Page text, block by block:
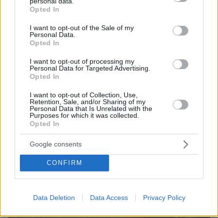
grant or deny consent to Google and its third-party tags to
use your data for below specified purposes in below Google
consent section.
Opted In
I want to opt-out of the Sale of my
Personal Data.
Opted In
I want to opt-out of processing my
Personal Data for Targeted Advertising.
Opted In
I want to opt-out of Collection, Use,
Retention, Sale, and/or Sharing of my
Personal Data that Is Unrelated with the
Purposes for which it was collected.
Opted In
Google consents
CONFIRM
Data Deletion Data Access Privacy Policy
ΔΕΙΤΕ ΟΛΕΣ ΤΙΣ ΕΙΔΗΣΕΙΣ
ΤΑ ΠΙΟ ΔΗΜΟΦΙΛΗ